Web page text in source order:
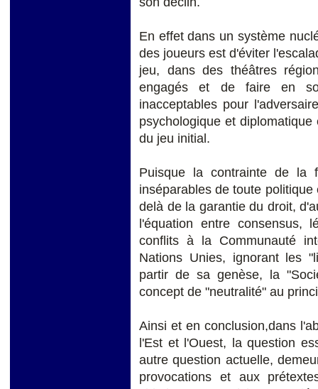
En effet dans un système
des joueurs est d'éviter
jeu, dans des théâtres
engagés et de faire en
inacceptables pour
psychologique et
du jeu initial.
Puisque la contrainte de la
inséparables de toute
delà de la garantie du droit,
l'équation entre consensus,
conflits à la Communauté
Nations Unies, ignorant les
partir de sa genèse, la
concept de "neutralité" au
Ainsi et en conclusion,dans
l'Est et l'Ouest, la question
autre question actuelle,
provocations et aux